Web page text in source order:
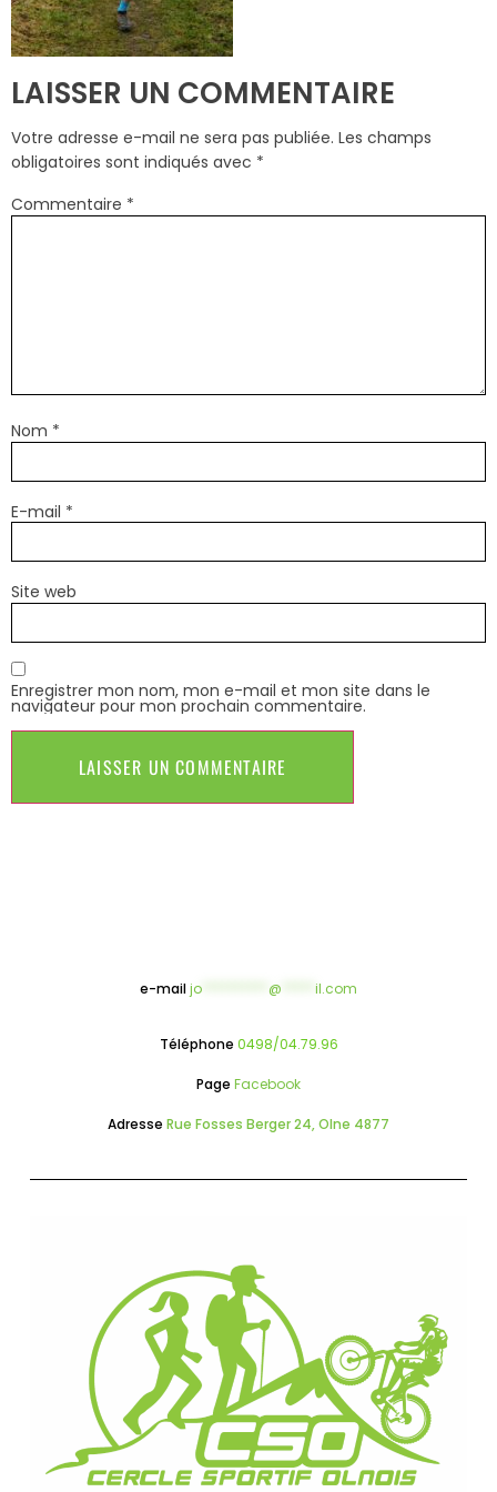
LAISSER UN COMMENTAIRE
Votre adresse e-mail ne sera pas publiée. Les champs
obligatoires sont indiqués avec *
Commentaire *
Nom *
E-mail *
Site web
Enregistrer mon nom, mon e-mail et mon site dans le
navigateur pour mon prochain commentaire.
e-mailjo @ il.com
Téléphone 0498/04.79.96
Page Facebook
Adresse Rue Fosses Berger 24, Olne 4877